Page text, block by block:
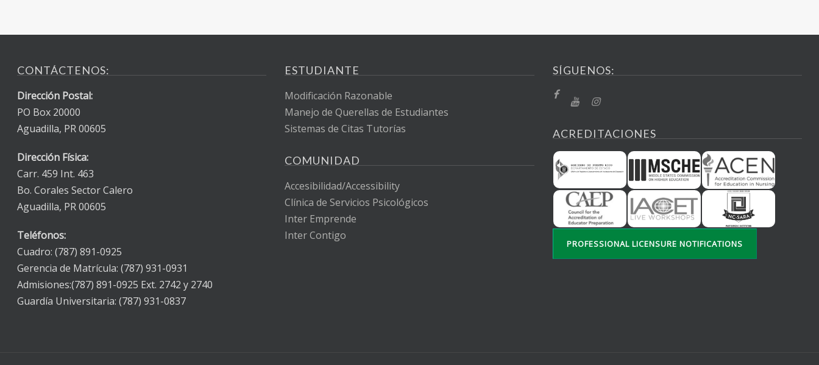
CONTÁCTENOS:
Dirección Postal:
PO Box 20000
Aguadilla, PR 00605
Dirección Física:
Carr. 459 Int. 463
Bo. Corales Sector Calero
Aguadilla, PR 00605
Teléfonos:
Cuadro: (787) 891-0925
Gerencia de Matrícula: (787) 931-0931
Admisiones:(787) 891-0925 Ext. 2742 y 2740
Guardía Universitaria: (787) 931-0837
ESTUDIANTE
Modificación Razonable
Manejo de Querellas de Estudiantes
Sistemas de Citas Tutorías
COMUNIDAD
Accesibilidad/Accessibility
Clínica de Servicios Psicológicos
Inter Emprende
Inter Contigo
SÍGUENOS:
ACREDITACIONES
PROFESSIONAL LICENSURE NOTIFICATIONS